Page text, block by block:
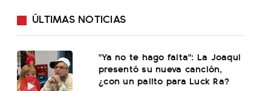
ÚLTIMAS NOTICIAS
"Ya no te hago falta": La Joaqui
presentó su nueva canción,
¿con un palito para Luck Ra?